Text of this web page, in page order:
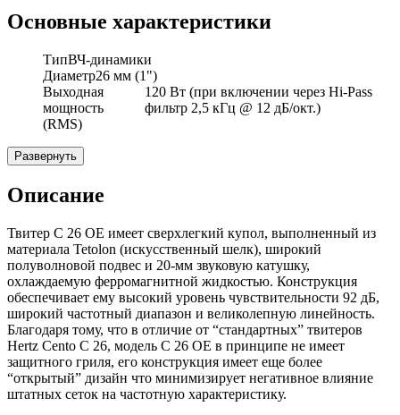
Основные характеристики
ТипВЧ-динамики
Диаметр26 мм (1")
Выходная
мощность
(RMS)
120 Вт (при включении через Hi-Pass
фильтр 2,5 кГц @ 12 дБ/окт.)
Развернуть
Описание
Твитер C 26 OE имеет сверхлегкий купол, выполненный из
материала Tetolon (искусственный шелк), широкий
полуволновой подвес и 20-мм звуковую катушку,
охлаждаемую ферромагнитной жидкостью. Конструкция
обеспечивает ему высокий уровень чувствительности 92 дБ,
широкий частотный диапазон и великолепную линейность.
Благодаря тому, что в отличие от “стандартных” твитеров
Hertz Cento C 26, модель С 26 ОЕ в принципе не имеет
защитного гриля, его конструкция имеет еще более
“открытый” дизайн что минимизирует негативное влияние
штатных сеток на частотную характеристику.